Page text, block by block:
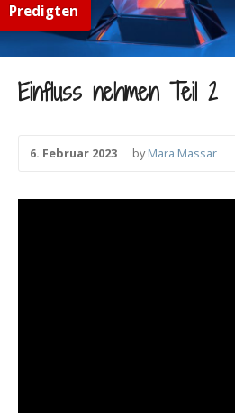
Predigten
Einfluss nehmen Teil 2
6. Februar 2023 byMara Massar